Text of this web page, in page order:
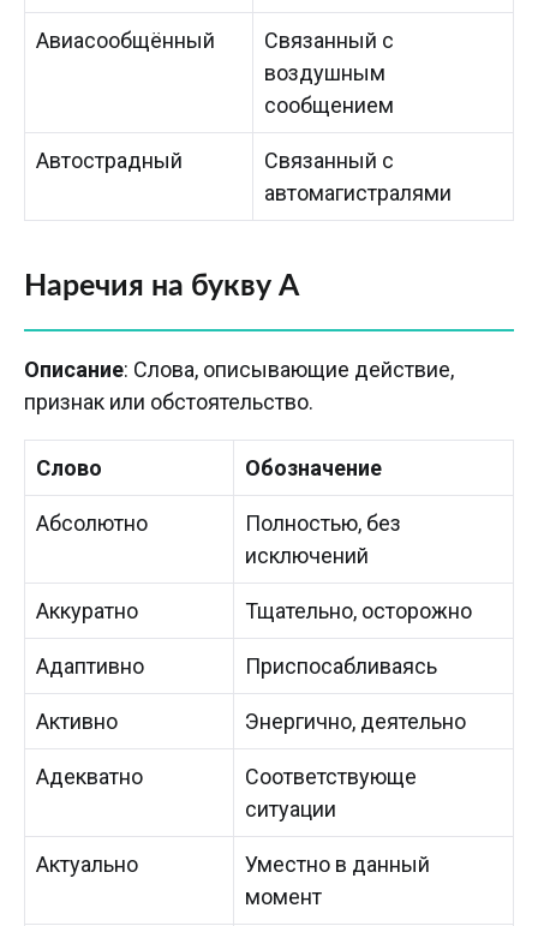
Авиасообщённый
Связанный с
воздушным
сообщением
Автострадный
Связанный с
автомагистралями
Наречия на букву А
Описание: Слова, описывающие действие,
признак или обстоятельство.
Слово Обозначение
Абсолютно
Полностью, без
исключений
Аккуратно Тщательно, осторожно
Адаптивно Приспосабливаясь
Активно Энергично, деятельно
Адекватно
Соответствующе
ситуации
Актуально
Уместно в данный
момент